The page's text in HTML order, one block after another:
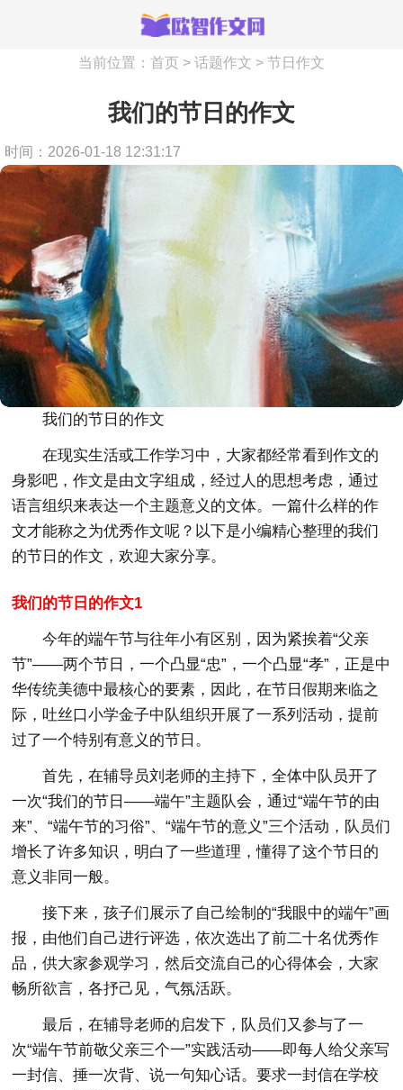
当前位置： 首页 > 话题作文 > 节日作文
我们的节日的作文
时间：2026-01-18 12:31:17
我们的节日的作文
在现实生活或工作学习中，大家都经常看到作文的
身影吧，作文是由文字组成，经过人的思想考虑，通过
语言组织来表达一个主题意义的文体。一篇什么样的作
文才能称之为优秀作文呢？以下是小编精心整理的我们
的节日的作文，欢迎大家分享。
我们的节日的作文1
今年的端午节与往年小有区别，因为紧挨着“父亲
节”——两个节日，一个凸显“忠”，一个凸显“孝”，正是中
华传统美德中最核心的要素，因此，在节日假期来临之
际，吐丝口小学金子中队组织开展了一系列活动，提前
过了一个特别有意义的节日。
首先，在辅导员刘老师的主持下，全体中队员开了
一次“我们的节日——端午”主题队会，通过“端午节的由
来”、“端午节的习俗”、“端午节的意义”三个活动，队员们
增长了许多知识，明白了一些道理，懂得了这个节日的
意义非同一般。
接下来，孩子们展示了自己绘制的“我眼中的端午”画
报，由他们自己进行评选，依次选出了前二十名优秀作
品，供大家参观学习，然后交流自己的心得体会，大家
畅所欲言，各抒己见，气氛活跃。
最后，在辅导老师的启发下，队员们又参与了一
次“端午节前敬父亲三个一”实践活动——即每人给父亲写
一封信、捶一次背、说一句知心话。要求一封信在学校